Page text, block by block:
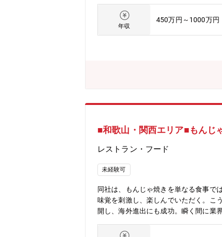
す。（展示会、説明会、巡回、打合
仕様、商流、価格、販促施策など様
社技術などを所内関連部門と協議しな
回同行支援などを行い、製品拡販に
ウンスを目的とし、お客様に向けた
問合せは設計開発部門に確認して回答
となります。製品知識や（必要であれ
位置付けられる空冷事業のなかで、商
の販売責任部門として、そのための商
魅力】大きく変化する市場動向をリサ
た、商品企画だけでなく、新たな商材
す。【事業/製品の強み】様々なお客様
【キャリアステップイメージ】1年目
年収
450万円～1000万円
■和歌山・関西エリア■もんじ
レストラン・フード
未経験可
同社は、もんじゃ焼きを単なる食事で
味覚を刺激し、楽しんでいただく。こ
開し、海外進出にも成功。瞬く間に業
任せします。・接客／調理・売上管理